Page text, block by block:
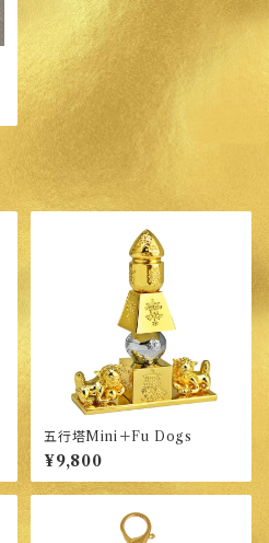
五行塔Mini＋Fu Dogs
¥9,800